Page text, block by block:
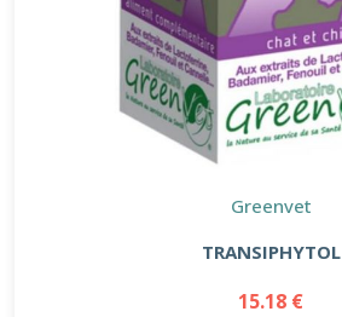
Greenvet
TRANSIPHYTOL
15.18 €